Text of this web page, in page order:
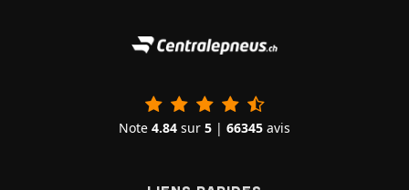
Note 4.84 sur 5 | 66345 avis